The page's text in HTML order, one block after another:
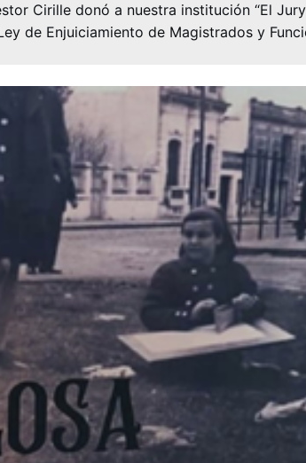
Cirille donó a nuestra institución “El
de Enjuiciamiento de Magistrados y